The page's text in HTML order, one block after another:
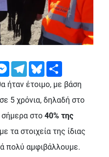
MessengerTelegramBluesky
ήταν έτοιμο, με βάση
5 χρόνια, δηλαδή στο
σήμερα στο 40% της
τα στοιχεία της ίδιας
πολύ αμφιβάλλουμε.